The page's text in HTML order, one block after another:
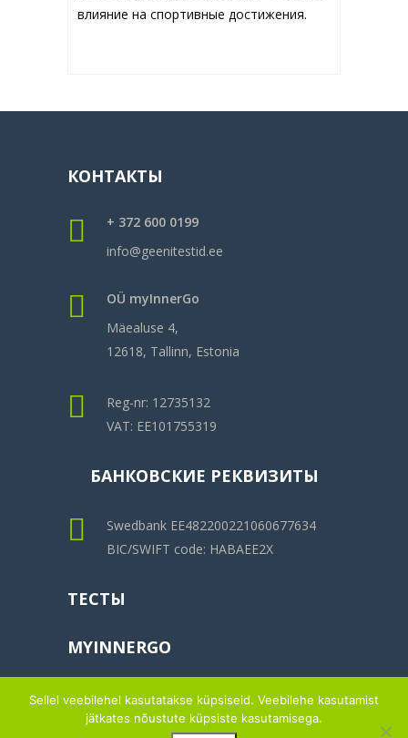
влияние на спортивные достижения.
КОНТАКТЫ
+ 372 600 0199
info@geenitestid.ee
OÜ myInnerGo
Mäealuse 4,
12618, Tallinn, Estonia
Reg-nr: 12735132
VAT: EE101755319
БАНКОВСКИЕ РЕКВИЗИТЫ
Swedbank EE482200221060677634
BIC/SWIFT code: HABAEE2X
ТЕСТЫ
MYINNERGO
Sellel veebilehel kasutatakse küpsiseid. Veebilehe kasutamist
jätkates nõustute küpsiste kasutamisega.